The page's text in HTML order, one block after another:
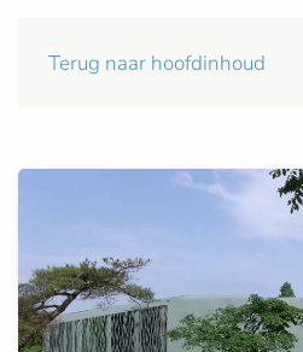
Terug naar hoofdinhoud